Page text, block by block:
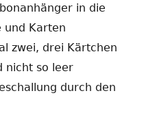
in die
und Karten
zwei, drei Kärtchen
nicht so leer
durch den